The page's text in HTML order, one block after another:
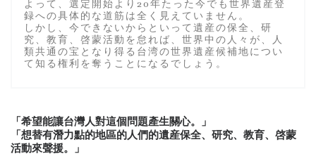
よって、選定開始より20年たった今でも世界遺産登
録への具体的な道筋は全く見えていません。
しかし、今できないからといって遺産の保全、研
究、教育、啓蒙活動を怠れば、世界中の人々が、人
類共通の宝となり得る台湾の世界遺産候補地につい
て知る権利を奪うことになるでしょう。
「希望能讓台灣人對這個問題產生關心。」
「想替有潛力點的地區的人們的遺産保全、研究、教育、啓蒙
活動來聲援。」